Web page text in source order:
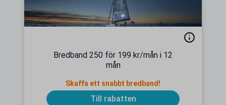
Bredband 250 för 199 kr/mån i 12
mån
Skaffa ett snabbt bredband!
Till rabatten